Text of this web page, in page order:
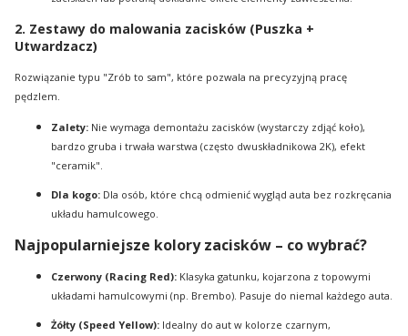
2. Zestawy do malowania zacisków (Puszka +
Utwardzacz)
Rozwiązanie typu "Zrób to sam", które pozwala na precyzyjną pracę
pędzlem.
Zalety: Nie wymaga demontażu zacisków (wystarczy zdjąć koło),
bardzo gruba i trwała warstwa (często dwuskładnikowa 2K), efekt
"ceramik".
Dla kogo: Dla osób, które chcą odmienić wygląd auta bez rozkręcania
układu hamulcowego.
Najpopularniejsze kolory zacisków – co wybrać?
Czerwony (Racing Red): Klasyka gatunku, kojarzona z topowymi
układami hamulcowymi (np. Brembo). Pasuje do niemal każdego auta.
Żółty (Speed Yellow): Idealny do aut w kolorze czarnym,